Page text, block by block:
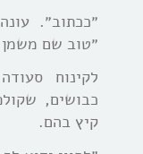
״ככתוב״.
״טוב שם
לקינוח
כבושים,
קיץ בהם.